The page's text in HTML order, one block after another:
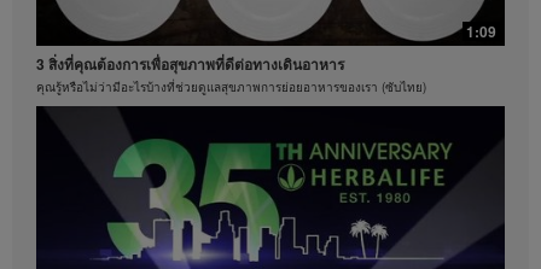
ทุกคนควรจะปรึกษาแพทย์ของตนเองก่อนเริ่มโปรแกรม
ควบคุมน้ำหนักใดๆ ผลิตภัณฑ์เฮอร์บาไลฟ์สามารถส่ง
เสริมการดูแลและการควบคุมน้ำหนักเมื่อใช้เป็นส่วนหนึ่ง
ร่วมกับการควบคุมอาหารเท่านั้น แม้ว่าผลิตภัณฑ์บาง
ชนิดของเฮอร์บาไลฟ์อาจเหมาะที่จะนำมาใช้ทดแทนส่วน
หนึ่งของอาหารประจำวันของพวกเขา แต่ก็ไม่ควรถูกนำ
มาใช้ทดแทนการรับประทานอาหารทั้งหมดของบุคคลใดๆ
และควรรับประทานอาหารประจำวันให้เพียงพออย่าง
น้อยหนึ่งมื้อ
วิดีโอจะมีอยู่เฉพาะในคลังวิดีโอของเฮอร์บาไลฟ์เท่านั้น
ซึ่งเป็นกรรมสิทธิ์ของและดูแลจัดการโดยเฮอร์บาไลฟ์
อินเตอร์เนชั่นแนล ออฟ อเมริกา อิงค์ คุณสามารถรับชม
1:15
เฮอร์บาไลฟ์ครองอันดับหนึ่งของโลกในด้านเชคโปรตีน
ค้นหาคำตอบว่าทำไมเชคเฮอร์บาไลฟ์จึงอร่อย
1:09
3 สิ่งที่คุณต้องการเพื่อสุขภาพที่ดีต่อทางเดินอาหาร
คุณรู้หรือไม่ว่ามีอะไรบ้างที่ช่วยดูแลสุขภาพการย่อยอาหารของเรา (ซับไทย)